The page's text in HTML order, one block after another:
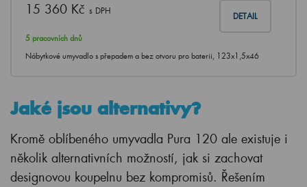
15 360 Kč s DPH
DETAIL
5 pracovních dnů
Nábytkové umyvadlo s přepadem a bez otvoru pro baterii, 123x1,5x46
Jaké jsou alternativy?
Kromě oblíbeného umyvadla Pura 120 ale existuje i
několik alternativních možností, jak si zachovat
designovou koupelnu bez kompromisů. Řešením